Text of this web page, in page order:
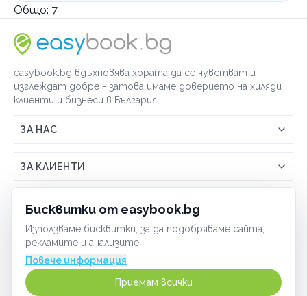
Бисквитки от easybook.bg
Използваме бисквитки, за да подобряваме сайта,
рекламите и анализите.
Повече информация
Приемам всички
Общо: 7
easybook.bg вдъхновява хората да се чувстват и
изглеждат добре - затова имаме доверието на хиляди
клиенти и бизнеси в България!
ЗА НАС
Връзка с easybook.bg
Как работи easybook
Често задавани въпроси
ЗА КЛИЕНТИ
Условия за ползване
GDPR политика
Сигурност
ЗА ТЪРГОВЦИ
Включи бизнеса си
Управлявай ефективно с easybook
ОБЩИ
Бисквитки